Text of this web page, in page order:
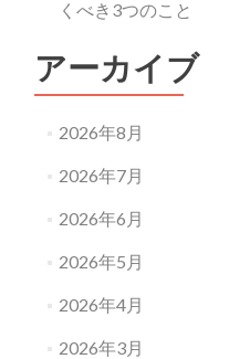
くべき3つのこと
アーカイブ
2026年8月
2026年7月
2026年6月
2026年5月
2026年4月
2026年3月